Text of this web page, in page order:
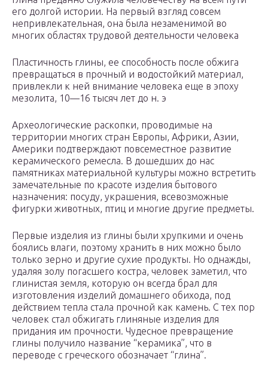
его долгой истории. На первый взгляд совсем
непривлекательная, она была незаменимой во
многих областях трудовой деятельности человека
Пластичность глины, ее способность после обжига
превращаться в прочный и водостойкий материал,
привлекли к ней внимание человека еще в эпоху
мезолита, 10—16 тысяч лет до н. э
Археологические раскопки, проводимые на
территории многих стран Европы, Африки, Азии,
Америки подтверждают повсеместное развитие
керамического ремесла. В дошедших до нас
памятниках материальной культуры можно встретить
замечательные по красоте изделия бытового
назначения: посуду, украшения, всевозможные
фигурки животных, птиц и многие другие предметы.
Первые изделия из глины были хрупкими и очень
боялись влаги, поэтому хранить в них можно было
только зерно и другие сухие продукты. Но однажды,
удаляя золу погасшего костра, человек заметил, что
глинистая земля, которую он всегда брал для
изготовления изделий домашнего обихода, под
действием тепла стала прочной как камень. С тех пор
человек стал обжигать глиняные изделия для
придания им прочности. Чудесное превращение
глины получило название “керамика”, что в
переводе с греческого обозначает “глина”.